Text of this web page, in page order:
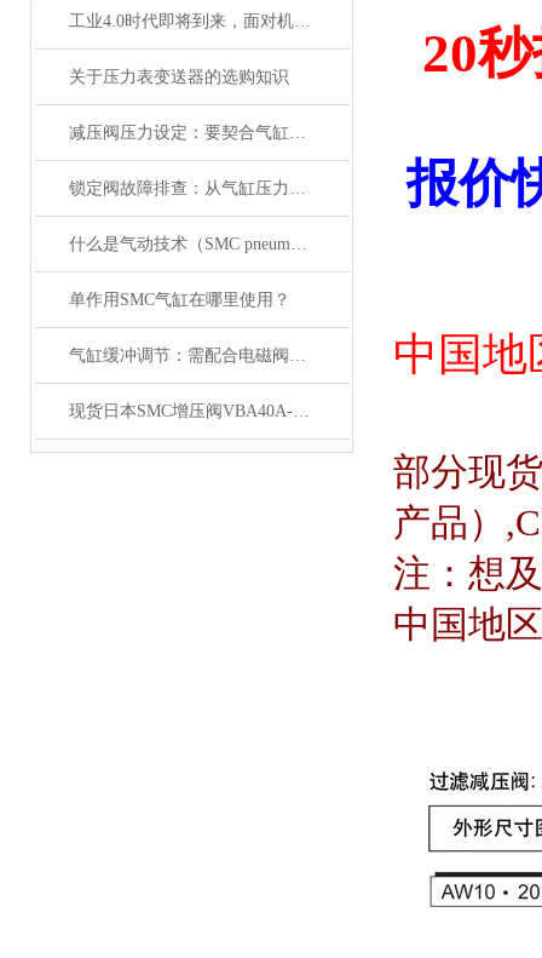
工业4.0时代即将到来，面对机遇与挑战，日本SMC该如何应对？
关于压力表变送器的选购知识
减压阀压力设定：要契合气缸负载与电磁阀的工作范围
锁定阀故障排查：从气缸压力变化与电磁阀信号入手
什么是气动技术（SMC pneumatics）
单作用SMC气缸在哪里使用？
气缸缓冲调节：需配合电磁阀的响应速度来调整
现货日本SMC增压阀VBA40A-04GN
20
报价
中国地
部分现
产品）
注：想
中国地